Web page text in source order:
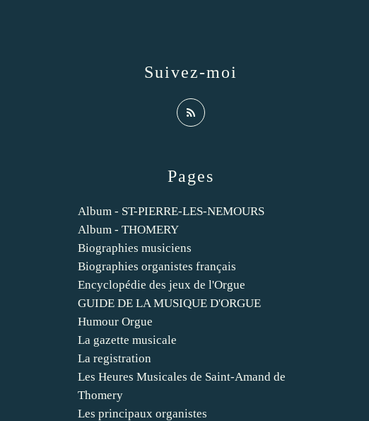
Pages
Album - ST-PIERRE-LES-NEMOURS
Album - THOMERY
Biographies musiciens
Biographies organistes français
Encyclopédie des jeux de l'Orgue
GUIDE DE LA MUSIQUE D'ORGUE
Humour Orgue
La gazette musicale
La registration
Les Heures Musicales de Saint-Amand de
Thomery
Les principaux organistes
Suivez-moi